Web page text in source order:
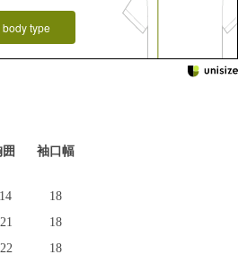
type
囲 袖口幅
18
18
18